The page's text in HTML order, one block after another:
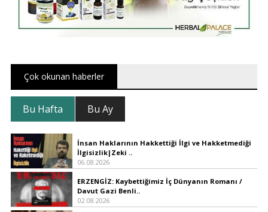
Çok okunan haberler
Bu Hafta Bu Ay
İnsan Haklarının Hakkettiği İlgi ve Hakketmediği
İlgisizlik|Zeki ..
06.08.2026
ERZENGİZ: Kaybettiğimiz İç Dünyanın Romanı /
Davut Gazi Benli..
02.08.2026